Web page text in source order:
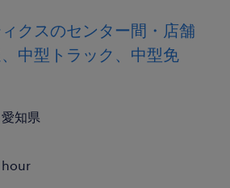
クスのセンター間・店舗
中型トラック、中型免
知県
hour